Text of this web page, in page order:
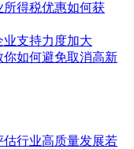
得税优惠如何获
业支持力度加大
如何避免取消高新
行业高质量发展若